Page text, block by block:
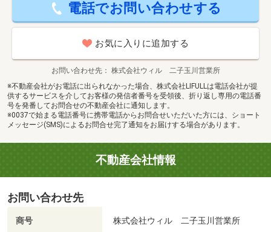
電話でお問い合わせする
お気に入りに追加する
お問い合わせ先
株式会社ウィル 二子玉川営業所
※不動産会社がお電話に出られなかった場合、株式会社LIFULLは電話会社が提
供するサービスを介してお客様の発信者番号を受領後、折り返し専用の電話番
号を発番してお問合せの不動産会社に通知します。
※0037で始まる電話番号に携帯電話からお問合せいただいた方には、ショート
メッセージ(SMS)によるお問合せ完了通知をお届けする場合があります。
不動産会社情報
お問い合わせ先
商号 株式会社ウィル 二子玉川営業所